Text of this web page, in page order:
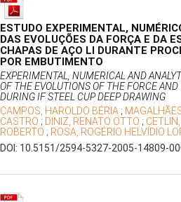
ESTUDO EXPERIMENTAL,
DAS EVOLUÇÕES DA FORÇA E DA
CHAPAS DE AÇO LI DURANTE
POR EMBUTIMENTO
EXPERIMENTAL, NUMERICAL AND
OF THE EVOLUTIONS OF THE FORCE
DURING IF STEEL CUP DEEP DRAWING
CAMPOS, HAROLDO BÉRIA ;
CASTRO ; DINIZ, RENATO OTTO ;
ROBERTO ; ROSA, ROGÉRIO HELVÍDIO
DOI: 10.5151/2594-5327-2005-14809-